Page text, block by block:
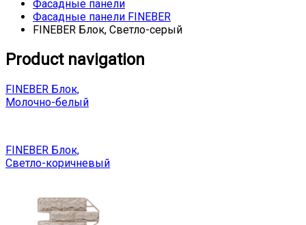
Фасадные панели
Фасадные панели FINEBER
FINEBER Блок, Светло-серый
Product navigation
FINEBER Блок,
Молочно-белый
FINEBER Блок,
Светло-коричневый